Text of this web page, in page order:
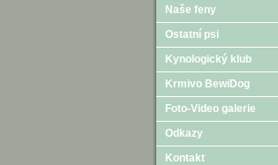
Naše feny
Ostatní psi
Kynologický klub
Krmivo BewiDog
Foto-Video galerie
Odkazy
Kontakt